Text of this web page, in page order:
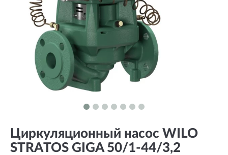
Циркуляционный насос WILO
STRATOS GIGA 50/1-44/3,2